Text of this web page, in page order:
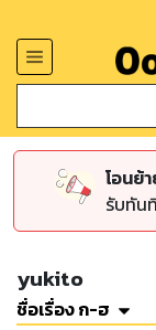
โอนย้
รับทัน
yukito
ชื่อเรื่อง ก-ฮ